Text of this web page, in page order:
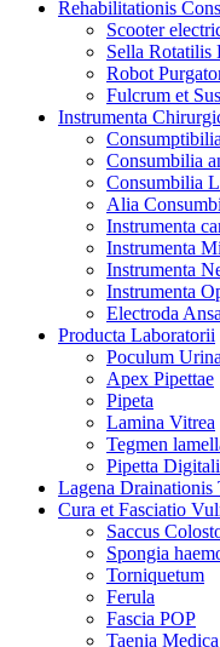
Rehabilitationis
Scooter
Sella Rotatilis
Robot
Fulcrum et
Instrumenta
Consumbilia
Consumbilia
Alia
Instrumenta
Instrumenta
Instrumenta
Instrumenta
Electroda
Producta Laboratorii
Poculum
Apex Pipettae
Pipeta
Lamina Vitrea
Tegmen
Pipetta
Lagena Drainationis
Cura et Fasciatio
Saccus
Spongia
Torniquetum
Ferula
Fascia POP
Taenia Medica